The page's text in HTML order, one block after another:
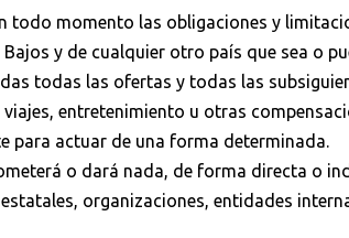
todo momento las obligaciones y
Bajos y de cualquier otro país que sea o
todas las ofertas y todas las
entretenimiento u otras
para actuar de una forma determinada.
o dará nada, de forma directa o
organizaciones, entidades